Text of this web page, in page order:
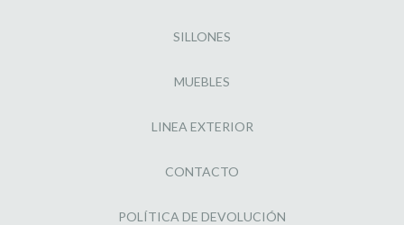
SILLONES
MUEBLES
LINEA EXTERIOR
CONTACTO
POLÍTICA DE DEVOLUCIÓN